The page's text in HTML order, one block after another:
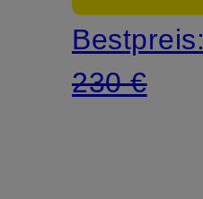
Bestpreis:
230 €